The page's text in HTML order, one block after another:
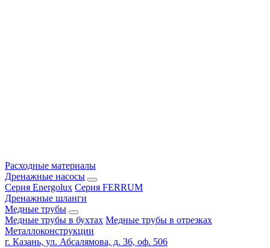
Расходные материалы
Дренажные насосы
Серия Energolux Серия FERRUM
Дренажные шланги
Медные трубы
Медные трубы в бухтах Медные трубы в отрезках
Металлоконструкции
г. Казань, ул. Абсалямова, д. 36, оф. 506